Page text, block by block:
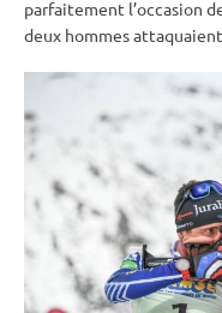
parfaitement l’occasion
deux hommes